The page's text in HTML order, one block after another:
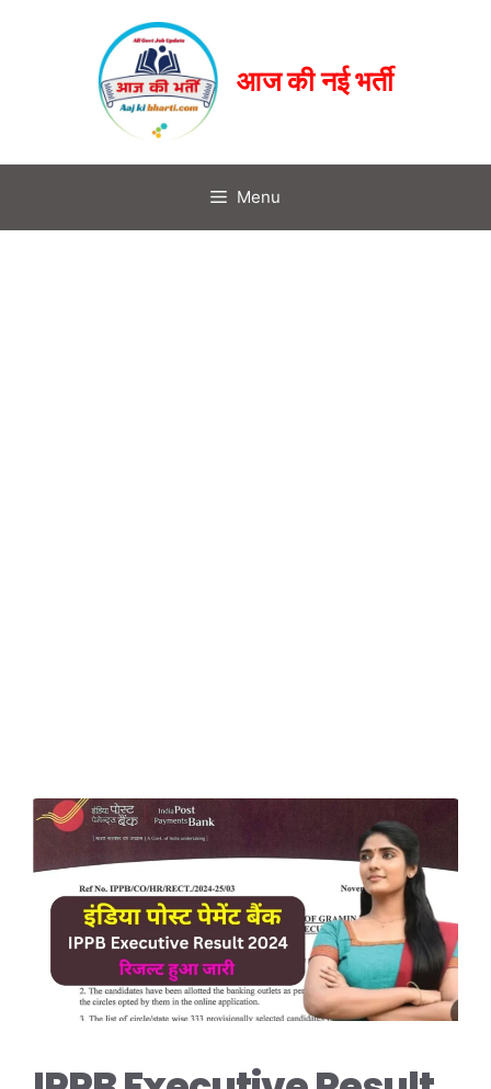
आज की नई भर्ती
Menu